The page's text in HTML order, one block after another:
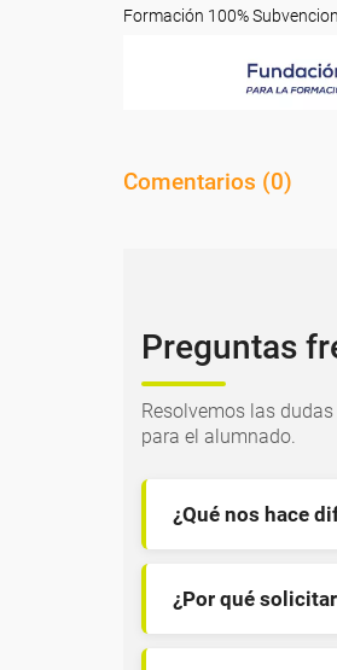
Formación 100%
Comentarios (0)
Preguntas
Resolvemos las
para el alumnado.
¿Qué nos hace
¿Por qué